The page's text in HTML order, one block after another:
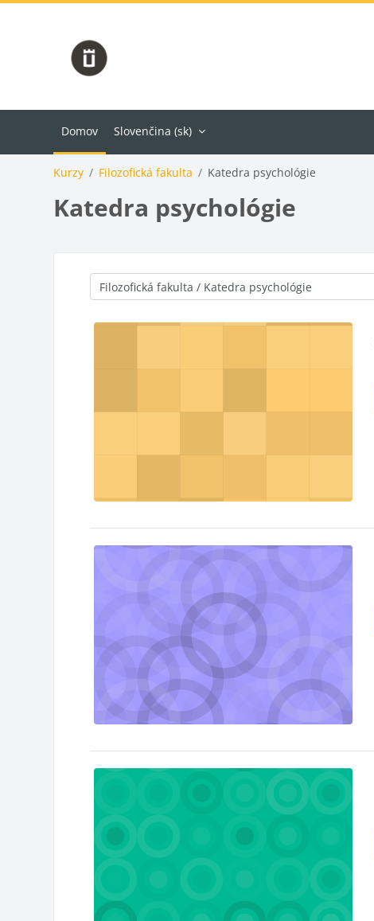
Domov Slovenčina ‎(sk)‎
Kurzy Filozofická fakulta Katedra psychológie
Katedra psychológie
Kategórie kurzov